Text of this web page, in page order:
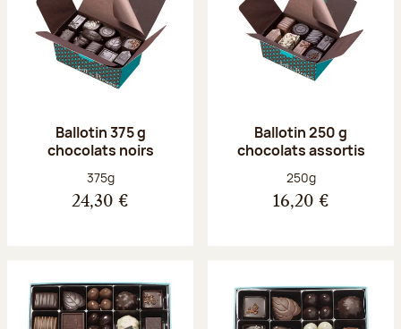
Ballotin 375 g
chocolats noirs
Poids net :
375g
24,30 €
Ballotin 250 g
chocolats assortis
Poids net :
250g
16,20 €